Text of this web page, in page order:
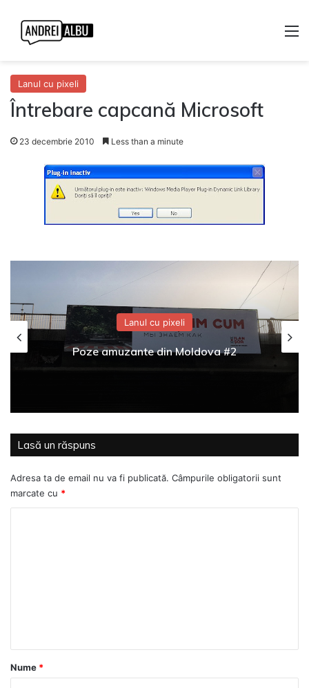
Lanul cu pixeli
Întrebare capcană Microsoft
23 decembrie 2010 Less than a minute
Lanul cu pixeli
Poze amuzante din Moldova #2
Lasă un răspuns
Adresa ta de email nu va fi publicată. Câmpurile obligatorii sunt
marcate cu *
rNume *